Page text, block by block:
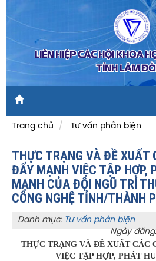
LIÊN HIỆP CÁC HỘI KHOA
TỈNH LÂM
Trang chủ
Tư vấn phản biện
THỰC TRẠNG VÀ ĐỀ XUẤT
ĐẨY MẠNH VIỆC TẬP HỢP,
MẠNH CỦA ĐỘI NGŨ TRÍ
CÔNG NGHỆ TỈNH/THÀNH
Danh mục: Tư vấn phản biện
Ngày
THỰC TRẠNG VÀ ĐỀ XUẤT CÁC
VIỆC TẬP HỢP, PHÁT